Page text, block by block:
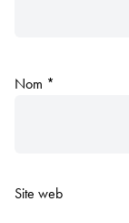
Nom *
Site web